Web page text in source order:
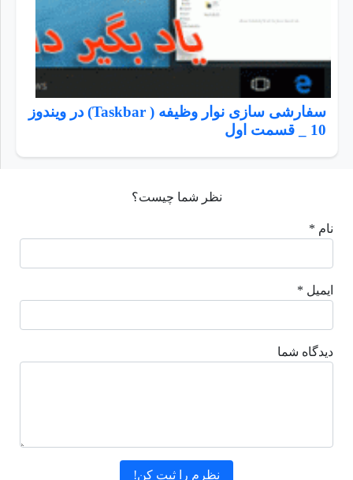
سفارشی سازی نوار وظیفه ( Taskbar) در ویندوز
10 _ قسمت اول
نظر شما چیست؟
نام *
ایمیل *
دیدگاه شما